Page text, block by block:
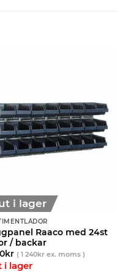
i lager
Raaco med 24st
/ backar
kr ( 1 240krex. moms )
i lager